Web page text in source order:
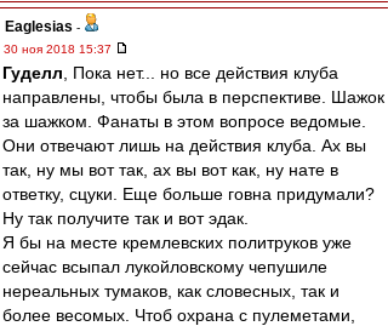
Eaglesias -
30 ноя 2018 15:37
Гуделл , Пока нет... но все действия клуба
направлены, чтобы была в перспективе. Шажок
за шажком. Фанаты в этом вопросе ведомые.
Они отвечают лишь на действия клуба. Ах вы
так, ну мы вот так, ах вы вот как, ну нате в
ответку, сцуки. Еще больше говна придумали?
Ну так получите так и вот эдак.
Я бы на месте кремлевских политруков уже
сейчас всыпал лукойловскому чепушиле
нереальных тумаков, как словесных, так и
более весомых. Чтоб охрана с пулеметами,